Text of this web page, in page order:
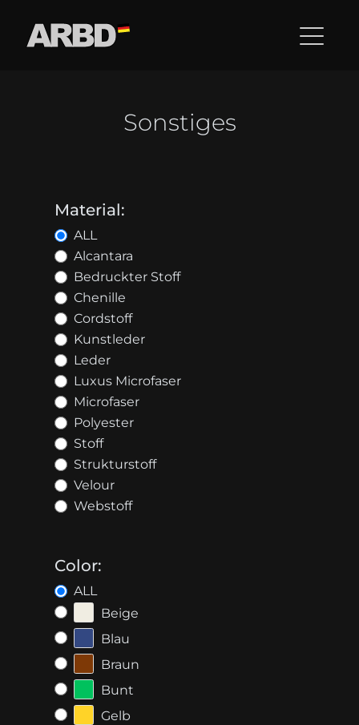
Sonstiges
Material:
ALL
Alcantara
Bedruckter Stoff
Chenille
Cordstoff
Kunstleder
Leder
Luxus Microfaser
Microfaser
Polyester
Stoff
Strukturstoff
Velour
Webstoff
Color:
ALL
Beige
Blau
Braun
Bunt
Gelb